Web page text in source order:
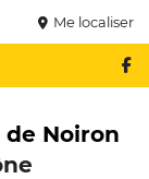
Me localiser
Noiron